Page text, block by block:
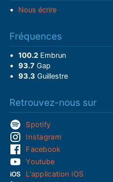
Nous écrire
Fréquences
100.2Embrun
93.7 Gap
93.3 Guillestre
Retrouvez-nous sur
Spotify
Instagram
Facebook
Youtube
L'application iOS